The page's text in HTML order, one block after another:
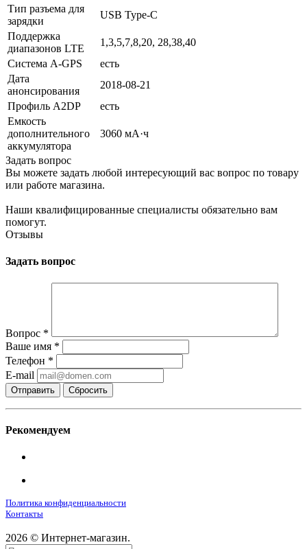
Тип разъема для
зарядки
USB Type-C
Поддержка
диапазонов LTE
1,3,5,7,8,20, 28,38,40
Cистема A-GPS
есть
Дата
анонсирования
2018-08-21
Профиль A2DP
есть
Емкость
дополнительного
аккумулятора
3060 мА·ч
Задать вопрос
Вы можете задать любой интересующий вас вопрос по товару
или работе магазина.
Наши квалифицированные специалисты обязательно вам
помогут.
Отзывы
Задать вопрос
Вопрос *
Ваше имя *
Телефон *
E-mail
Сбросить
Рекомендуем
Политика конфиденциальности
Контакты
2026 © Интернет-магазин.